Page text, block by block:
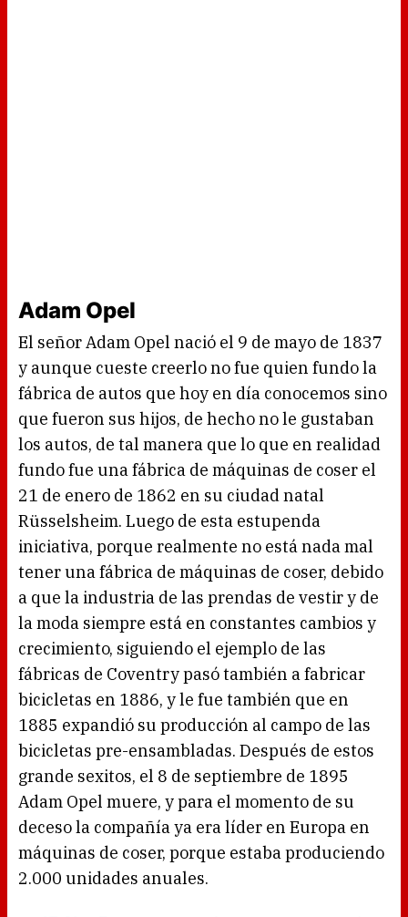
Adam Opel
El señor Adam Opel nació el 9 de mayo de 1837
y aunque cueste creerlo no fue quien fundo la
fábrica de autos que hoy en día conocemos sino
que fueron sus hijos, de hecho no le gustaban
los autos, de tal manera que lo que en realidad
fundo fue una fábrica de máquinas de coser el
21 de enero de 1862 en su ciudad natal
Rüsselsheim. Luego de esta estupenda
iniciativa, porque realmente no está nada mal
tener una fábrica de máquinas de coser, debido
a que la industria de las prendas de vestir y de
la moda siempre está en constantes cambios y
crecimiento, siguiendo el ejemplo de las
fábricas de Coventry pasó también a fabricar
bicicletas en 1886, y le fue también que en
1885 expandió su producción al campo de las
bicicletas pre-ensambladas. Después de estos
grande sexitos, el 8 de septiembre de 1895
Adam Opel muere, y para el momento de su
deceso la compañía ya era líder en Europa en
máquinas de coser, porque estaba produciendo
2.000 unidades anuales.